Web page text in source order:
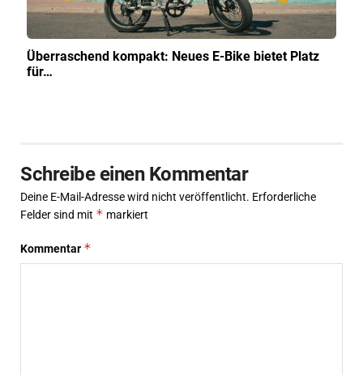
Überraschend kompakt: Neues E-Bike bietet Platz
für…
Schreibe einen Kommentar
Deine E-Mail-Adresse wird nicht veröffentlicht. Erforderliche
Felder sind mit * markiert
Kommentar *